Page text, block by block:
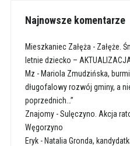
Najnowsze komentarze
Mieszkaniec Załęża - Załęże.
letnie dziecko –
Mz - Mariola Zmudzińska,
długofalowy rozwój gminy, a
poprzednich…”
Znajomy-Sulęczyno. Akcja
Węgorzyno
Eryk- Natalia Gronda,